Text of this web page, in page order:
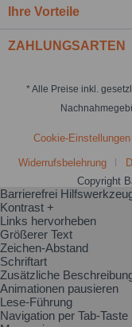
Ihre Vorteile
ZAHLUNGSARTEN
* Alle Preise inkl.
Cookie-Einstellungen
Widerrufsbelehrung
Copyright
Barrierefrei
Kontrast +
Links hervorheben
Größerer Text
Zeichen-Abstand
Schriftart
Zusätzliche
Animationen pausieren
Lese-Führung
Navigation per Tab-Taste